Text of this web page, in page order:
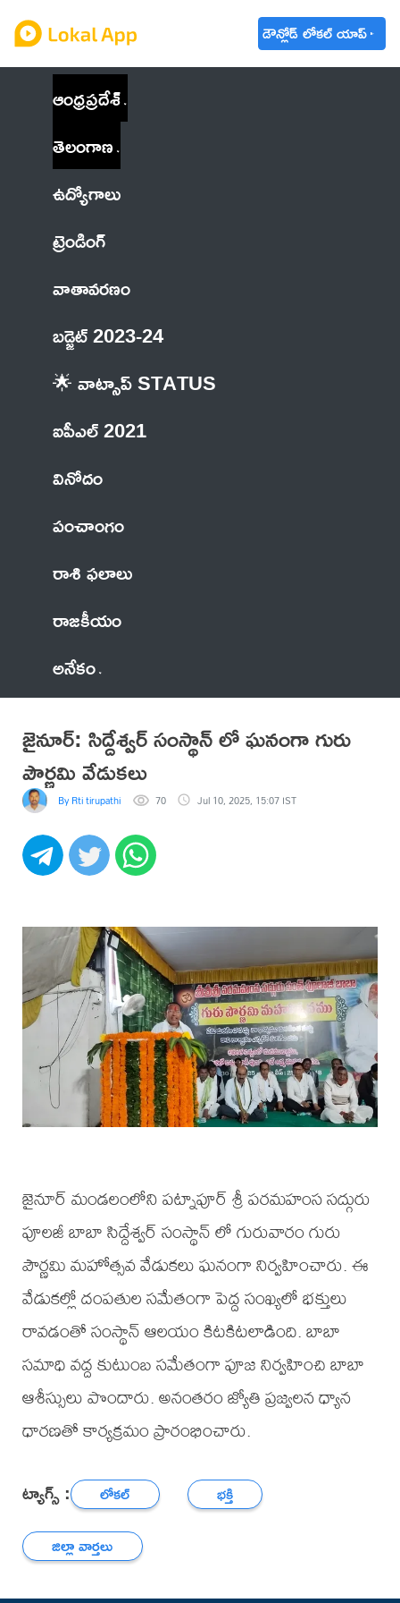
డౌన్లోడ్ లోకల్ యాప్
ఆంధ్రప్రదేశ్
తెలంగాణ
ఉద్యోగాలు
ట్రెండింగ్
వాతావరణం
బడ్జెట్ 2023-24
🌟 వాట్సాప్ STATUS
ఐపీఎల్ 2021
వినోదం
పంచాంగం
రాశి ఫలాలు
రాజకీయం
అనేకం
జైనూర్: సిద్దేశ్వర్ సంస్థాన్ లో ఘనంగా గురు
పౌర్ణమి వేడుకలు
By Rti tirupathi 70 Jul 10, 2025, 15:07 IST
జైనూర్ మండలంలోని పట్నాపూర్ శ్రీ పరమహంస సద్గురు
పూలజీ బాబా సిద్దేశ్వర్ సంస్థాన్ లో గురువారం గురు
పౌర్ణమి మహోత్సవ వేడుకలు ఘనంగా నిర్వహించారు. ఈ
వేడుకల్లో దంపతుల సమేతంగా పెద్ద సంఖ్యలో భక్తులు
రావడంతో సంస్థాన్ ఆలయం కిటకిటలాడింది. బాబా
సమాధి వద్ద కుటుంబ సమేతంగా పూజ నిర్వహించి బాబా
ఆశీస్సులు పొందారు. అనంతరం జ్యోతి ప్రజ్వలన ధ్యాన
ధారణతో కార్యక్రమం ప్రారంభించారు.
ట్యాగ్స్ : లోకల్
భక్తి
జిల్లా వార్తలు